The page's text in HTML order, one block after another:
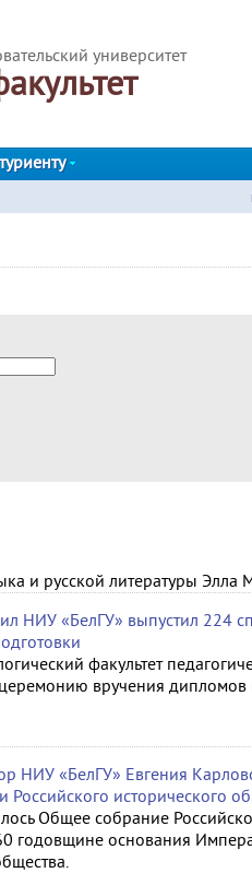
университет
и русской литературы Элла
НИУ «БелГУ» выпустил 224
факультет
вручения дипломов
НИУ «БелГУ» Евгения
исторического
Общее собрание
годовщине основания